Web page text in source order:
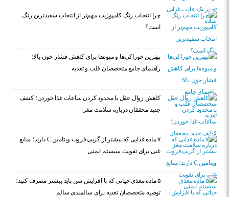
چرا انتخاب رنگ کامپوزیت مهم‌تر از انتخاب سفیدترین رنگ
است؟
بهترین خوراکی‌ها و میوه‌ها برای کاهش فشار خون بالا؛
راهنمای جامع متخصصان قلب و تغذیه
کاهش زوال عقل با محدود کردن ساعات غذا خوردن؛ کشف
جدید محققان درباره سلامت مغز
۷ ماده غذایی که بیشتر از گریپ‌فروت ویتامین C دارند؛ منابع
غنی برای تقویت سیستم ایمنی
۵ ماده مغذی حیاتی که با افزایش سن باید بیشتر مصرف کنید؛
توصیه متخصصان تغذیه برای سالمندی سالم